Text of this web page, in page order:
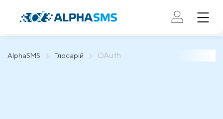
AlphaSMS Глосарій OAuth